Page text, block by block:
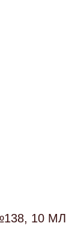
10 МЛ